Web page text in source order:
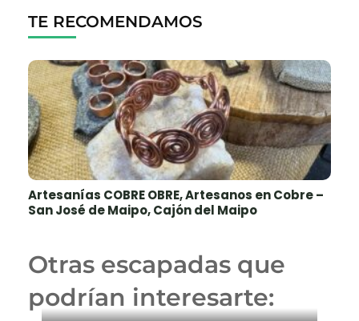
TE RECOMENDAMOS
Artesanías COBRE OBRE, Artesanos en Cobre –
San José de Maipo, Cajón del Maipo
Otras escapadas que
podrían interesarte: